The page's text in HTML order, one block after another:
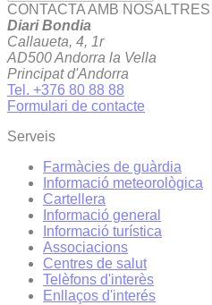
CONTACTA AMB NOSALTRES
Diari Bondia
Callaueta, 4, 1r
AD500 Andorra la Vella
Principat d'Andorra
Tel. +376 80 88 88
Formulari de contacte
Serveis
Farmàcies de guàrdia
Informació meteorològica
Cartellera
Informació general
Informació turística
Associacions
Centres de salut
Telèfons d'interès
Enllaços d'interés